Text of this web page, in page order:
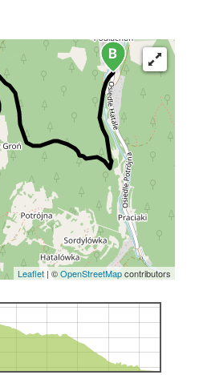
Leaflet | ©OpenStreetMapcontributors